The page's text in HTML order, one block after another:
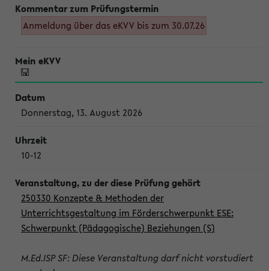
Anmeldung über das eKVV bis zum 30.07.26
Donnerstag, 13. August 2026
10-12
250330 Konzepte & Methoden der
Unterrichtsgestaltung im Förderschwerpunkt ESE:
Schwerpunkt (Pädagogische) Beziehungen (S)
M.Ed.ISP SF: Diese Veranstaltung darf nicht vorstudiert